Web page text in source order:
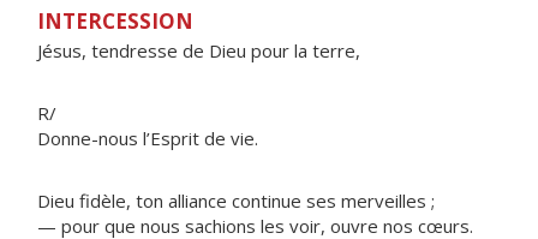
INTERCESSION
Jésus, tendresse de Dieu pour la terre,
R/
Donne-nous l’Esprit de vie.
Dieu fidèle, ton alliance continue ses merveilles ;
— pour que nous sachions les voir, ouvre nos cœurs.